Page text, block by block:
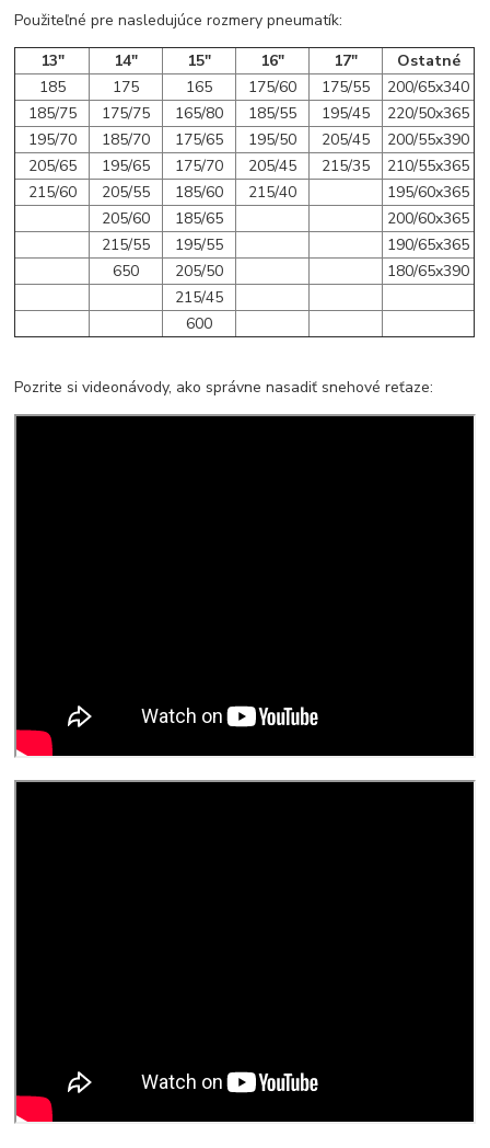
Použiteľné pre nasledujúce rozmery pneumatík:
13"
14" 15" 16" 17"
Ostatné
185
175 165 175/60 175/55
200/65x340
185/75
175/75 165/80 185/55 195/45
220/50x365
195/70
185/70 175/65 195/50 205/45
200/55x390
205/65
195/65 175/70 205/45 215/35
210/55x365
215/60
205/55 185/60 215/40
195/60x365
205/60
185/65
200/60x365
215/55
195/55
190/65x365
650
205/50
180/65x390
215/45
600
Pozrite si videonávody, ako správne nasadiť snehové reťaze: